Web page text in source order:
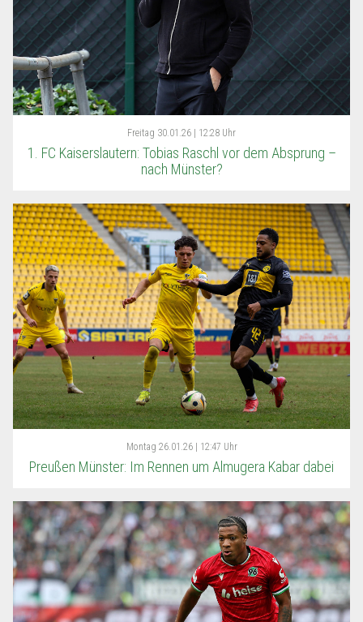
Freitag 30.01.26 | 12:28 Uhr
1. FC Kaiserslautern: Tobias Raschl vor dem Absprung –
nach Münster?
Montag 26.01.26 | 12:47 Uhr
Preußen Münster: Im Rennen um Almugera Kabar dabei